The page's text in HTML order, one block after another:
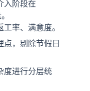
入阶段在
率、满意度。
，剔除节假日
度进行分层统